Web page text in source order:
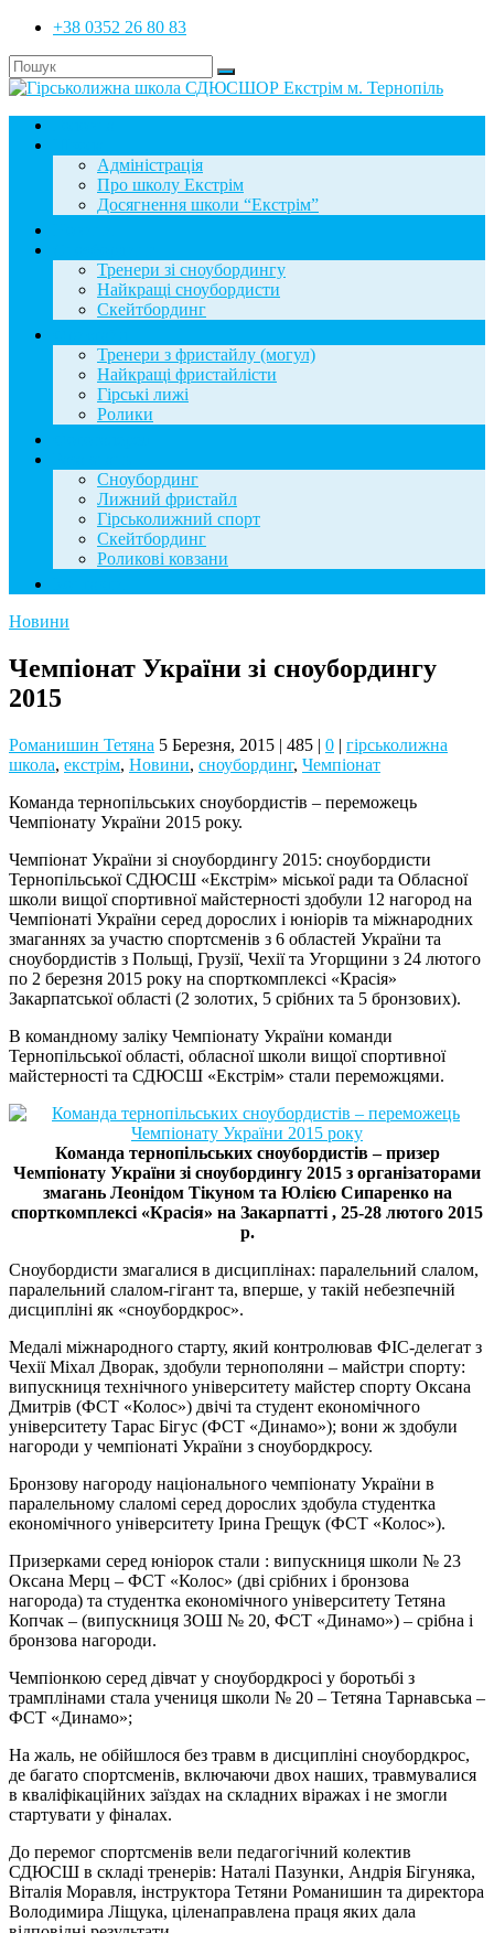
+38 0352 26 80 83
Адміністрація
Про школу Екстрім
Досягнення школи “Екстрім”
Тренери зі сноубордингу
Найкращі сноубордисти
Скейтбординг
Тренери з фристайлу (могул)
Найкращі фристайлісти
Гірські лижі
Ролики
Сноубординг
Лижний фристайл
Гірськолижний спорт
Скейтбординг
Роликові ковзани
Новини
Чемпіонат України зі сноубордингу
2015
Романишин Тетяна 5 Березня, 2015 | 485 | 0 | гірськолижна
школа, екстрім, Новини, сноубординг, Чемпіонат
Команда тернопільських сноубордистів – переможець
Чемпіонату України 2015 року.
Чемпіонат України зі сноубордингу 2015: сноубордисти
Тернопільської СДЮСШ «Екстрім» міської ради та Обласної
школи вищої спортивної майстерності здобули 12 нагород на
Чемпіонаті України серед дорослих і юніорів та міжнародних
змаганнях за участю спортсменів з 6 областей України та
сноубордистів з Польщі, Грузії, Чехії та Угорщини з 24 лютого
по 2 березня 2015 року на спорткомплексі «Красія»
Закарпатської області (2 золотих, 5 срібних та 5 бронзових).
В командному заліку Чемпіонату України команди
Тернопільської області, обласної школи вищої спортивної
майстерності та СДЮСШ «Екстрім» стали переможцями.
Команда тернопільських сноубордистів – призер
Чемпіонату України зі сноубордингу 2015 з організаторами
змагань Леонідом Тікуном та Юлією Сипаренко на
спорткомплексі «Красія» на Закарпатті , 25-28 лютого 2015
р.
Сноубордисти змагалися в дисциплінах: паралельний слалом,
паралельний слалом-гігант та, вперше, у такій небезпечній
дисципліні як «сноубордкрос».
Медалі міжнародного старту, який контролював ФІС-делегат з
Чехії Міхал Дворак, здобули тернополяни – майстри спорту:
випускниця технічного університету майстер спорту Оксана
Дмитрів (ФСТ «Колос») двічі та студент економічного
університету Тарас Бігус (ФСТ «Динамо»); вони ж здобули
нагороди у чемпіонаті України з сноубордкросу.
Бронзову нагороду національного чемпіонату України в
паралельному слаломі серед дорослих здобула студентка
економічного університету Ірина Грещук (ФСТ «Колос»).
Призерками серед юніорок стали : випускниця школи № 23
Оксана Мерц – ФСТ «Колос» (дві срібних і бронзова
нагорода) та студентка економічного університету Тетяна
Копчак – (випускниця ЗОШ № 20, ФСТ «Динамо») – срібна і
бронзова нагороди.
Чемпіонкою серед дівчат у сноубордкросі у боротьбі з
трамплінами стала учениця школи № 20 – Тетяна Тарнавська –
ФСТ «Динамо»;
На жаль, не обійшлося без травм в дисципліні сноубордкрос,
де багато спортсменів, включаючи двох наших, травмувалися
в кваліфікаційних заїздах на складних віражах і не змогли
стартувати у фіналах.
До перемог спортсменів вели педагогічний колектив
СДЮСШ в складі тренерів: Наталі Пазунки, Андрія Бігуняка,
Віталія Моравля, інструктора Тетяни Романишин та директора
Володимира Ліщука, ціленаправлена праця яких дала